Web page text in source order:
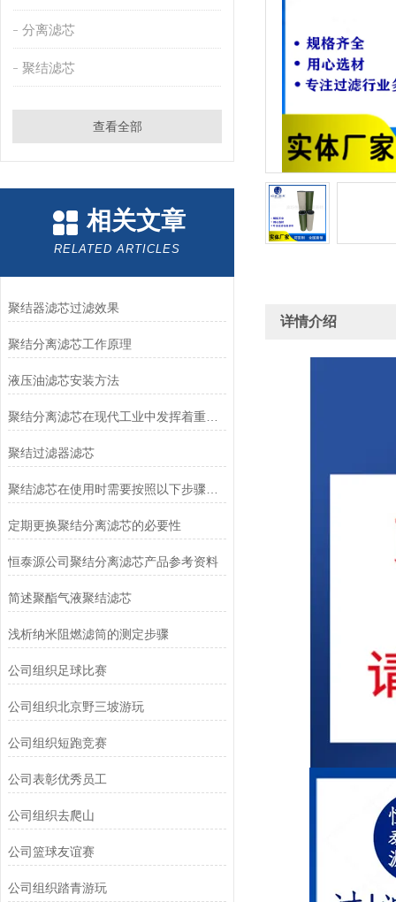
分离滤芯
聚结滤芯
查看全部
相关文章
RELATED ARTICLES
聚结器滤芯过滤效果
聚结分离滤芯工作原理
液压油滤芯安装方法
聚结分离滤芯在现代工业中发挥着重要作用
聚结过滤器滤芯
定期更换聚结分离滤芯的必要性
恒泰源公司聚结分离滤芯产品参考资料
简述聚酯气液聚结滤芯
浅析纳米阻燃滤筒的测定步骤
公司组织足球比赛
公司组织北京野三坡游玩
公司组织短跑竞赛
公司表彰优秀员工
公司组织去爬山
公司篮球友谊赛
公司组织踏青游玩‌
详情介绍